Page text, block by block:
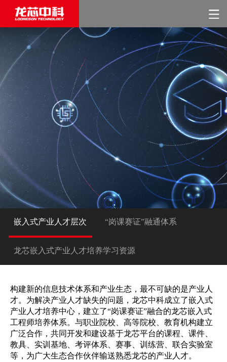
嵌入式产业人才层次 “岗课赛证”融通体系
龙芯嵌入式产业人才培养学习资源
构建新的信息技术体系和产业生态，最不可缺的是产业人
才。为解决产业人才缺失的问题，龙芯中科成立了嵌入式
产业人才培养中心，建立了“岗课赛证”融合的龙芯嵌入式
工程师培养体系。与职业院校、高等院校、教育机构建立
广泛合作，共同开发和建设基于龙芯平台的课程、课件、
教具、实训基地、考评体系、赛事、训练营、联合实验室
等，为广大生态合作伙伴输送熟悉龙芯的产业人才。